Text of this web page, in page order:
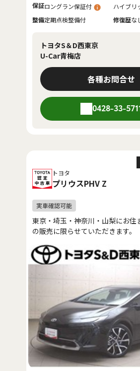
保証ロングラン保証付
ハイブリ
整備定期点検整備付 修復歴な
トヨタS＆D西東京
U-Car青梅店
各種お問合せ
0428-33-5711
トヨタ
プリウスPHV Z
東京・埼玉・神奈川・山梨にお住
の販売に限らせていただきます。